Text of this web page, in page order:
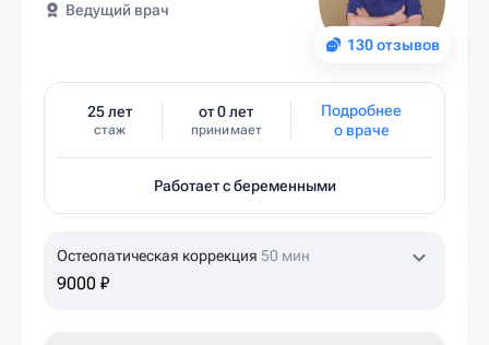
130 отзывов
Ведущий врач
25 лет
стаж
от 0 лет
принимает
Подробнее
о враче
Работает с беременными
Остеопатическая коррекция 50 мин
9000 ₽